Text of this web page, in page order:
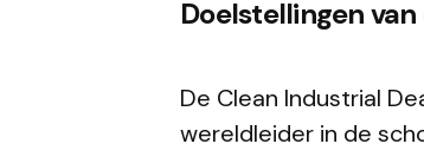
Doelstellingen
De Clean Industrial
wereldleider in de